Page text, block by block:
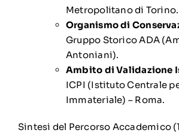
Metropolitano di Torino.
Organismo di
Gruppo Storico ADA
Antoniani).
Ambito di Validazione
ICPI (Istituto Centrale
Immateriale) – Roma.
Sintesi del Percorso Accademico